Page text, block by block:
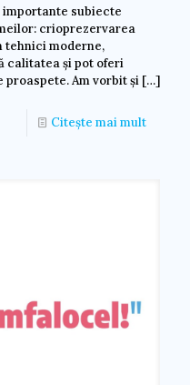
importante subiecte
crioprezervarea
tehnici moderne,
calitatea și pot oferi
proaspete. Am vorbit și […]
Citește mai mult